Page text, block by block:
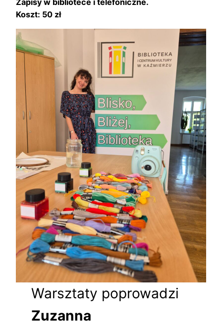
Zapisy w bibliotece i telefoniczne.
Koszt: 50 zł
Warsztaty poprowadzi
Zuzanna